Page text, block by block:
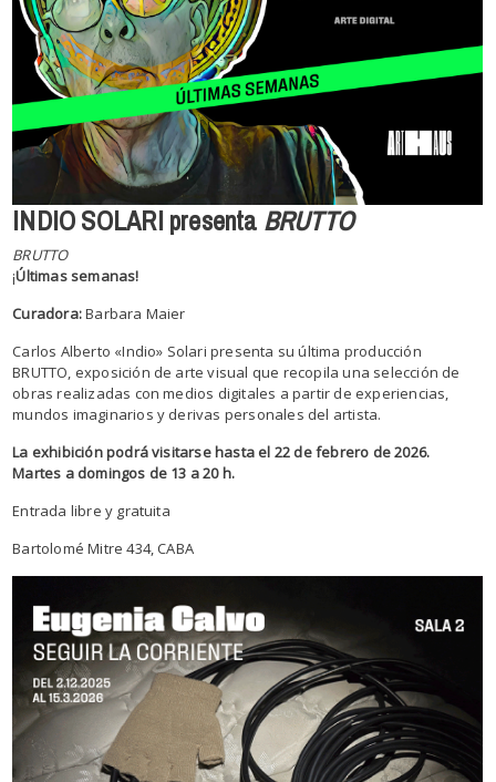
INDIO SOLARI presentaBRUTTO
BRUTTO
¡Últimas semanas!
Curadora:Barbara Maier
Carlos Alberto «Indio» Solari presenta su última producción
BRUTTO, exposición de arte visual que recopila una selección de
obras realizadas con medios digitales a partir de experiencias,
mundos imaginarios y derivas personales del artista.
La exhibición podrá visitarse hasta el 22 de febrero de 2026.
Martes a domingos de 13 a 20 h.
Entrada libre y gratuita
Bartolomé Mitre 434, CABA